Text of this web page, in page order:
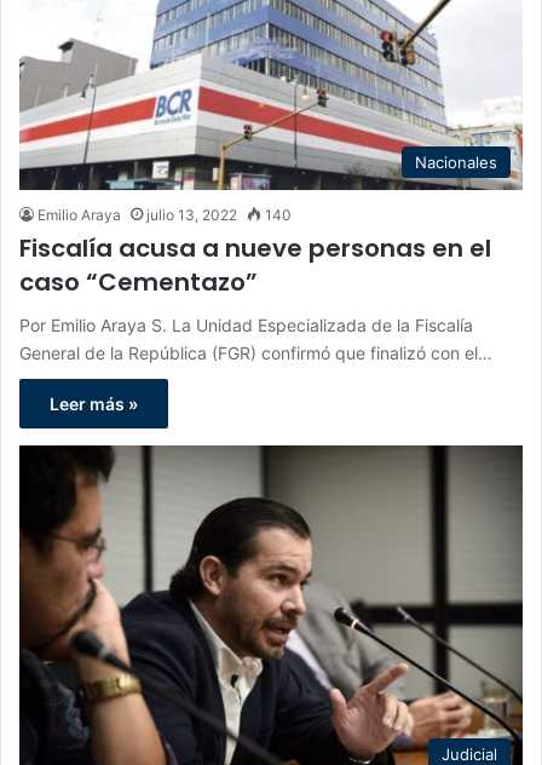
Nacionales
Emilio Araya julio 13, 2022 140
Fiscalía acusa a nueve personas en el
caso “Cementazo”
Por Emilio Araya S. La Unidad Especializada de la Fiscalía
General de la República (FGR) confirmó que finalizó con el…
Leer más »
Judicial